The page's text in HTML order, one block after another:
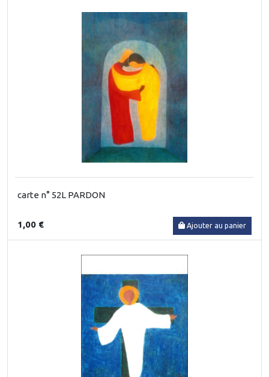
carte n° 52L PARDON
1,00 € Ajouter au panier